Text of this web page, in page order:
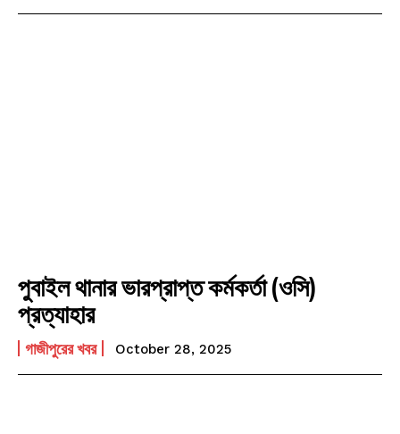
পুবাইল থানার ভারপ্রাপ্ত কর্মকর্তা (ওসি)
প্রত্যাহার
গাজীপুরের খবর October 28, 2025